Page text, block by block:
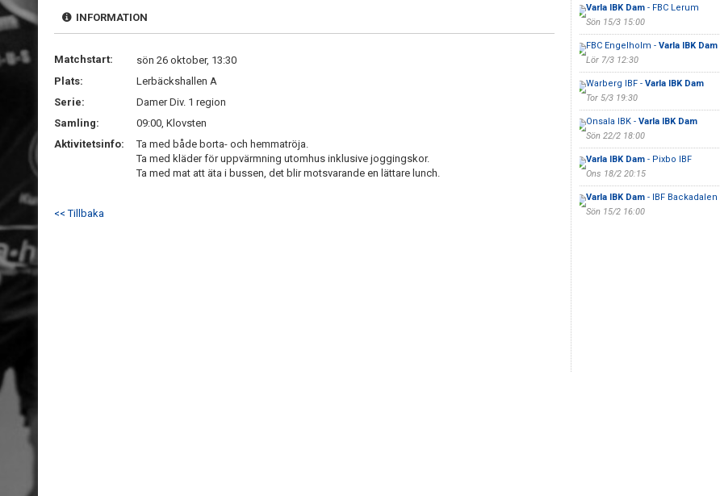
INFORMATION
Matchstart:
sön 26 oktober, 13:30
Plats:
Lerbäckshallen A
Serie:
Damer Div. 1 region
Samling:
09:00, Klovsten
Aktivitetsinfo:
Ta med både borta- och hemmatröja.
Ta med kläder för uppvärmning utomhus inklusive joggingskor.
Ta med mat att äta i bussen, det blir motsvarande en lättare lunch.
<< Tillbaka
Varla IBK Dam- FBC Lerum
Sön 15/3 15:00
FBC Engelholm - Varla IBK Dam
Lör 7/3 12:30
Warberg IBF - Varla IBK Dam
Tor 5/3 19:30
Onsala IBK - Varla IBK Dam
Sön 22/2 18:00
Varla IBK Dam- Pixbo IBF
Ons 18/2 20:15
Varla IBK Dam- IBF Backadalen
Sön 15/2 16:00